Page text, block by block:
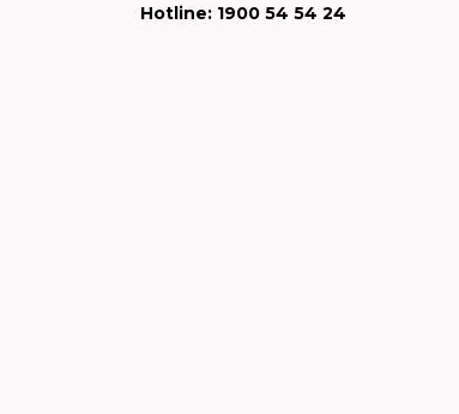
Hotline: 1900 54 54 24